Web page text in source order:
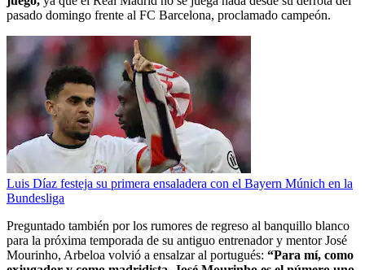
pasado domingo frente al FC Barcelona, proclamado campeón.
Luis Díaz festeja su primera ensaladera con el Bayern Múnich en la
Bundesliga
Preguntado también por los rumores de regreso al banquillo blanco
para la próxima temporada de su antiguo entrenador y mentor José
Mourinho, Arbeloa volvió a ensalzar al portugués: “Para mí, como